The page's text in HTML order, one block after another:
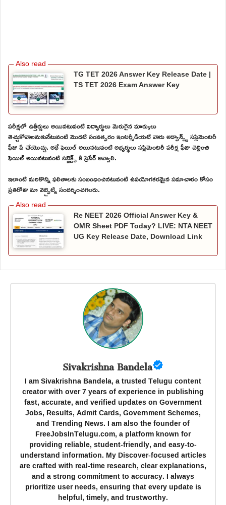
TG TET 2026 Answer Key Release Date |
TS TET 2026 Exam Answer Key
పరీక్షలో ఉత్తీర్ణులు అయినటువంటి విద్యార్థులు మెరుగైన మార్కులు
తెచ్చుకోవాలనుకునేటువంటి మొదటి సంవత్సరం ఇంటర్మీడియట్ వారు అడ్వాన్స్డ్ సప్లిమెంటరీ
ఫీజు పే చేయొచ్చు. అధే ఫెయిల్ అయినటువంటి అభ్యర్థులు సప్లిమెంటరీ పరీక్ష ఫీజు చెల్లించి
ఫెయిల్ అయినటువంటి సబ్జెక్ట్స్ కి ప్రిపేర్ అవ్వాలి.
ఇలాంటి మరికొన్ని ఫలితాలకు సంబంధించినటువంటి ఉపయోగకరమైన సమాచారం కోసం
ప్రతిరోజు మా వెబ్సైట్ని సందర్శించగలరు.
Re NEET 2026 Official Answer Key &
OMR Sheet PDF Today? LIVE: NTA NEET
UG Key Release Date, Download Link
Sivakrishna Bandela
I am Sivakrishna Bandela, a trusted Telugu content
creator with over 7 years of experience in publishing
fast, accurate, and verified updates on Government
Jobs, Results, Admit Cards, Government Schemes,
and Trending News. I am also the founder of
FreeJobsInTelugu.com, a platform known for
providing reliable, student-friendly, and easy-to-
understand information. My Discover-focused articles
are crafted with real-time research, clear explanations,
and a strong commitment to accuracy. I always
prioritize user needs, ensuring that every update is
helpful, timely, and trustworthy.